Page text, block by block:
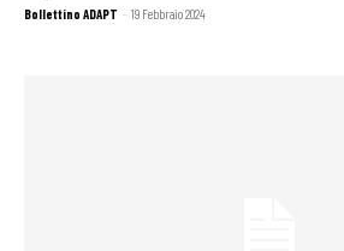
Bollettino ADAPT - 19 Febbraio 2024